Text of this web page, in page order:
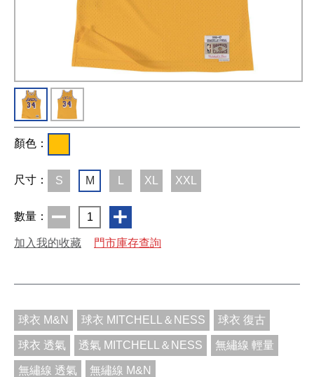
顏色：
尺寸： S M XL XXL
數量： 1
加入我的收藏 門市庫存查詢
球衣 M&N 球衣 MITCHELL＆NESS 球衣 復古
球衣 透氣 透氣 MITCHELL＆NESS 無繡線 輕量
無繡線 透氣 無繡線 M&N